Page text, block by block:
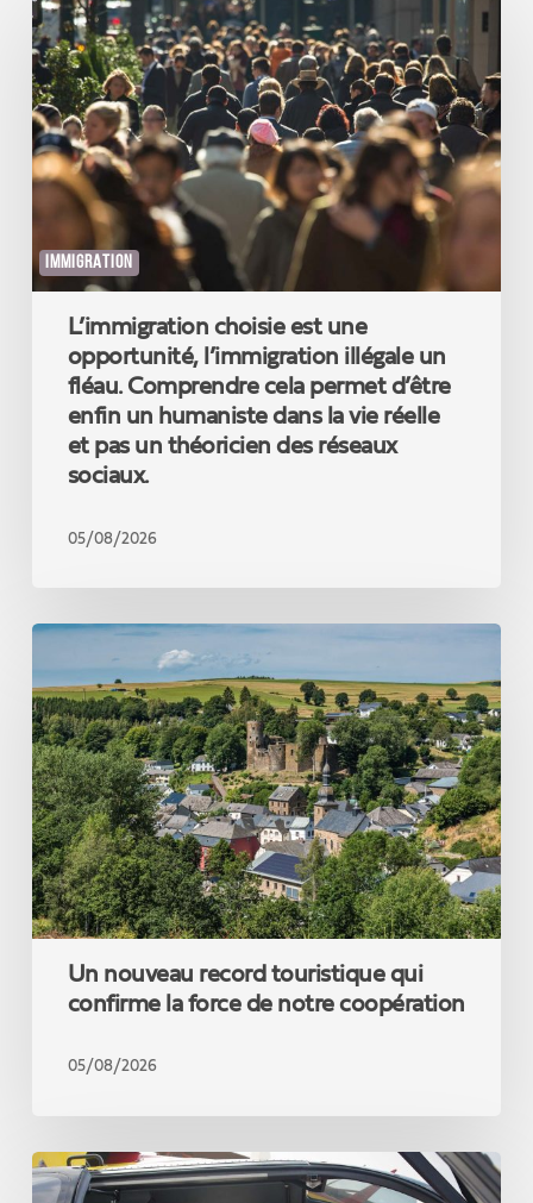
IMMIGRATION
choisie
est
une
opportunité,
l’immigration
illégale
un
fléau.
Comprendre
cela
permet
enfin
humaniste
dans
réelle
théoricien
sociaux.
L’immigration choisie est une
opportunité, l’immigration illégale un
fléau. Comprendre cela permet d’être
enfin un humaniste dans la vie réelle
et pas un théoricien des réseaux
sociaux.
05/08/2026
Un
record
touristique
qui
confirme
la
force
de
notre
coopération
Un nouveau record touristique qui
confirme la force de notre coopération
05/08/2026
La
Commissaire